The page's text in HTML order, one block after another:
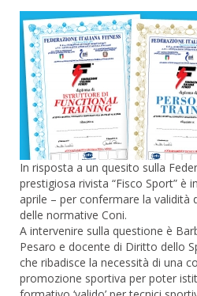
In risposta a un quesito sulla
prestigiosa rivista “Fisco Sport” è
aprile – per confermare la validità
delle normative Coni.
A intervenire sulla questione è
Pesaro e docente di Diritto dello
che ribadisce la necessità di una
promozione sportiva per poter